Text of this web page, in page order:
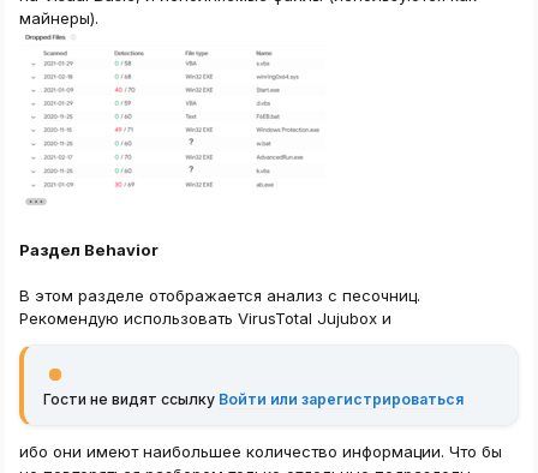
майнеры).
Раздел Behavior
В этом разделе отображается анализ с песочниц.
Рекомендую использовать VirusTotal Jujubox и
Гости не видят ссылку Войти или зарегистрироваться
ибо они имеют наибольшее количество информации. Что бы